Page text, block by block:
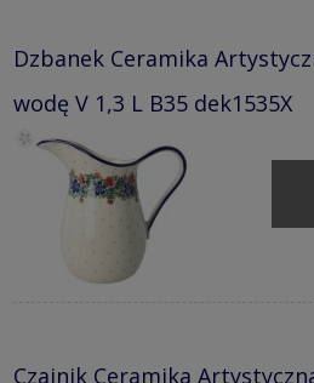
Dzbanek Ceramika
wodę V 1,3 L B35 dek1535X
Czajnik Ceramika